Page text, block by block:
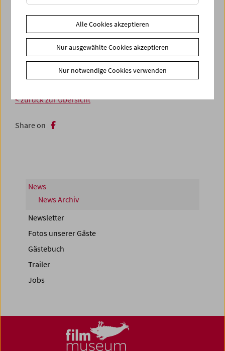
< zurück zur Übersicht
Share on
News
News Archiv
Newsletter
Fotos unserer Gäste
Gästebuch
Trailer
Jobs
Alle Cookies akzeptieren
Nur ausgewählte Cookies akzeptieren
Nur notwendige Cookies verwenden